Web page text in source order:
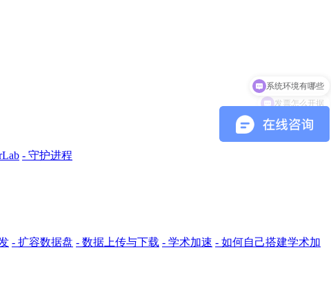
- 守护进程
- 扩容数据盘 - 数据上传与下载 - 学术加速 - 如何自己搭建学术加
发票怎么开据